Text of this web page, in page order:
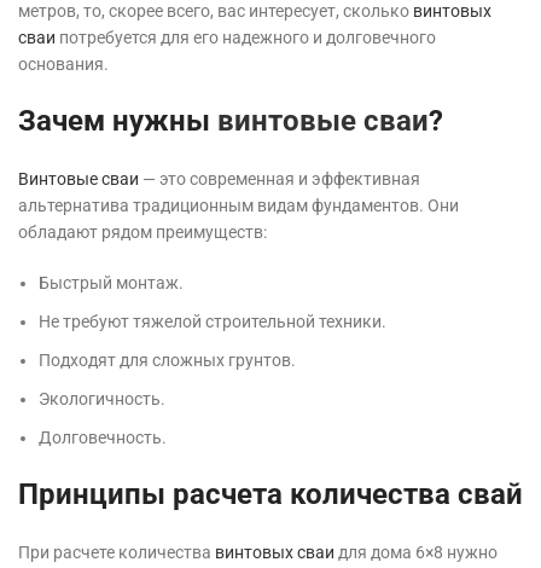
метров, то, скорее всего, вас интересует, сколько винтовых
сваи потребуется для его надежного и долговечного
основания.
Зачем нужны винтовые сваи?
Винтовые сваи — это современная и эффективная
альтернатива традиционным видам фундаментов. Они
обладают рядом преимуществ:
Быстрый монтаж.
Не требуют тяжелой строительной техники.
Подходят для сложных грунтов.
Экологичность.
Долговечность.
Принципы расчета количества свай
При расчете количества винтовых сваи для дома 6×8 нужно